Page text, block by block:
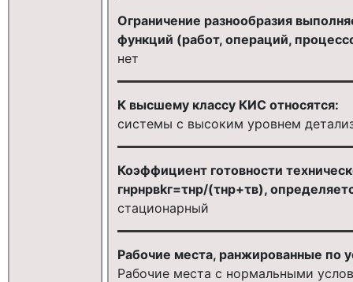
Ограничение разнообразия
функций (работ, операций,
нет
К высшему классу КИС относятся:
системы с высоким уровнем
Коэффициент готовности
гнрнрвkг=τнр/(τнр+τв),
стационарный
Рабочие места, ранжированные по
Pабочие места с нормальными